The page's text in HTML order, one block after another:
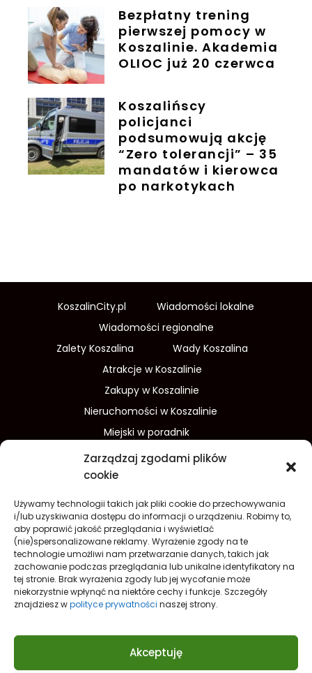
Zarządzaj zgodami plików
cookie
Używamy technologii takich jak pliki cookie do przechowywania
i/lub uzyskiwania dostępu do informacji o urządzeniu. Robimy to,
aby poprawić jakość przeglądania i wyświetlać
(nie)spersonalizowane reklamy. Wyrażenie zgody na te
technologie umożliwi nam przetwarzanie danych, takich jak
zachowanie podczas przeglądania lub unikalne identyfikatory na
tej stronie. Brak wyrażenia zgody lub jej wycofanie może
niekorzystnie wpłynąć na niektóre cechy i funkcje. Szczegóły
znajdziesz wpolityce prywatności naszej strony.
Akceptuję
Bezpłatny trening
pierwszej pomocy w
Koszalinie. Akademia
OLIOC już 20 czerwca
Koszalińscy
policjanci
podsumowują akcję
“Zero tolerancji” – 35
mandatów i kierowca
po narkotykach
KoszalinCity.pl
Wiadomości lokalne
Wiadomości regionalne
Zalety Koszalina
Wady Koszalina
Atrakcje w Koszalinie
Zakupy w Koszalinie
Nieruchomości w Koszalinie
Miejski w poradnik
Wydarzenia w Koszalinie
Sport w Koszalinie
Finanse i inwestycje
Dom i ogród
Turystyka
Lifestyle
O nas
Redakcja
Reklama
Kontakt
Prywatność
Polityka prywatności Cookies (EU)